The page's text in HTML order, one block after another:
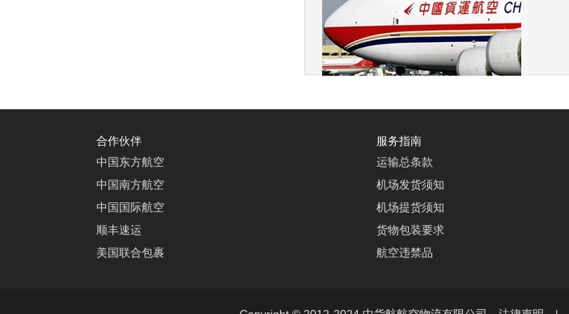
合作伙伴
中国东方航空
中国南方航空
中国国际航空
顺丰速运
美国联合包裹
服务指南
运输总条款
机场发货须知
机场提货须知
货物包装要求
航空违禁品